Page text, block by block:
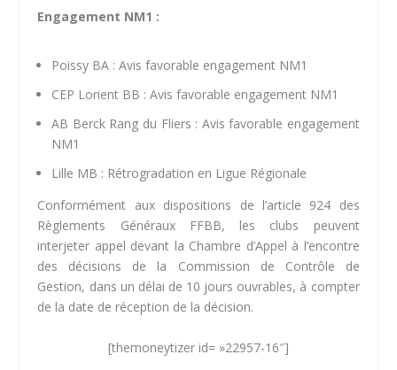
Engagement NM1 :
Poissy BA : Avis favorable engagement NM1
CEP Lorient BB : Avis favorable engagement NM1
AB Berck Rang du Fliers : Avis favorable engagement
NM1
Lille MB : Rétrogradation en Ligue Régionale
Conformément aux dispositions de l’article 924 des
Règlements Généraux FFBB, les clubs peuvent
interjeter appel devant la Chambre d’Appel à l’encontre
des décisions de la Commission de Contrôle de
Gestion, dans un délai de 10 jours ouvrables, à compter
de la date de réception de la décision.
[themoneytizer id= »22957-16″]